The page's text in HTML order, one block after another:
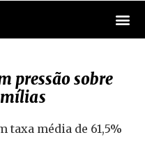
pressão sobre
taxa média de 61,5%